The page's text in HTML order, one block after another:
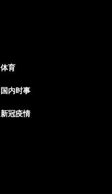
体育
国内时事
新冠疫情